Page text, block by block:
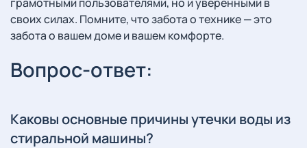
своих силах. Помните, что забота о технике — это
забота о вашем доме и вашем комфорте.
Вопрос-ответ:
Каковы основные причины утечки воды из
стиральной машины?